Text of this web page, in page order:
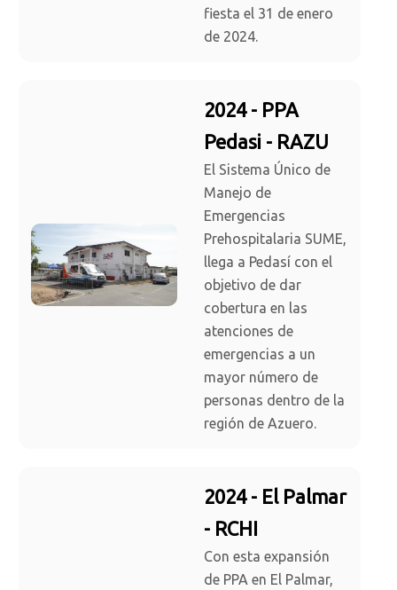
fiesta el 31 de enero
de 2024.
2024 - PPA
Pedasi - RAZU
El Sistema Único de
Manejo de
Emergencias
Prehospitalaria SUME,
llega a Pedasí con el
objetivo de dar
cobertura en las
atenciones de
emergencias a un
mayor número de
personas dentro de la
región de Azuero.
2024 - El Palmar
- RCHI
Con esta expansión
de PPA en El Palmar,